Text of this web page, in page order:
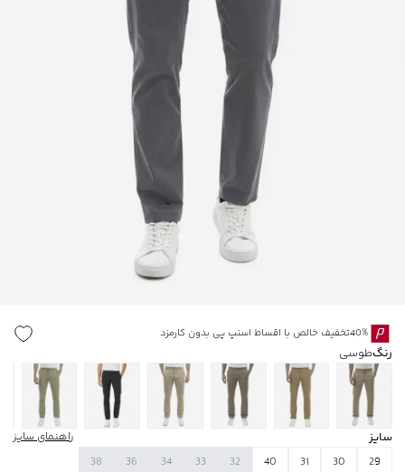
40%تخفیف خالص با اقساط اسنپ پی بدون کارمزد
رنگطوسی
سایز
راهنمای سایز
29
30
31
40
32
33
34
36
38